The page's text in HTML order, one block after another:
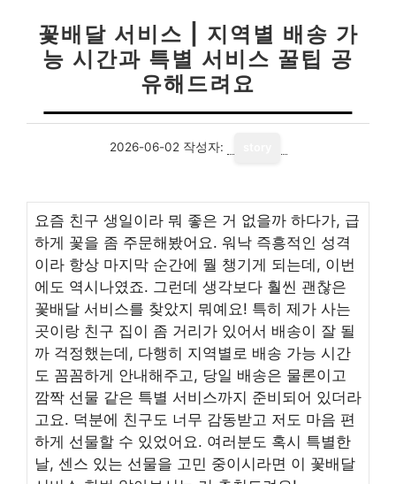
꽃배달 서비스 | 지역별 배송 가
능 시간과 특별 서비스 꿀팁 공
유해드려요
2026-06-02 작성자:
요즘 친구 생일이라 뭐 좋은 거 없을까 하다가, 급
하게 꽃을 좀 주문해봤어요. 워낙 즉흥적인 성격
이라 항상 마지막 순간에 뭘 챙기게 되는데, 이번
에도 역시나였죠. 그런데 생각보다 훨씬 괜찮은
꽃배달 서비스를 찾았지 뭐예요! 특히 제가 사는
곳이랑 친구 집이 좀 거리가 있어서 배송이 잘 될
까 걱정했는데, 다행히 지역별로 배송 가능 시간
도 꼼꼼하게 안내해주고, 당일 배송은 물론이고
깜짝 선물 같은 특별 서비스까지 준비되어 있더라
고요. 덕분에 친구도 너무 감동받고 저도 마음 편
하게 선물할 수 있었어요. 여러분도 혹시 특별한
날, 센스 있는 선물을 고민 중이시라면 이 꽃배달